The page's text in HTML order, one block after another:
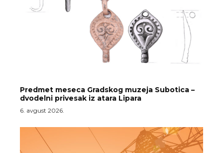
Predmet meseca Gradskog muzeja Subotica –
dvodelni privesak iz atara Lipara
6. avgust 2026.